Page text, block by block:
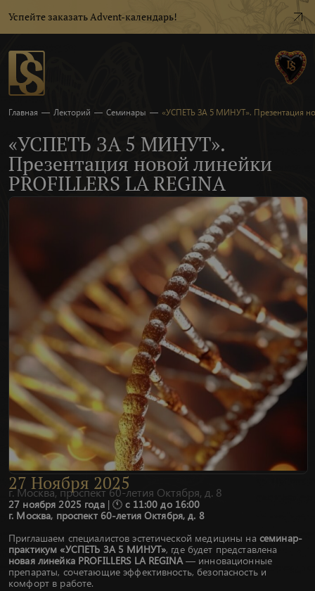
Успейте заказать Advent-календарь!
Главная — Лекторий — Семинары — «УСПЕТЬ ЗА 5 МИНУТ». Презентация
«УСПЕТЬ ЗА 5 МИНУТ».
Презентация новой линейки
PROFILLERS LA REGINA
27 Ноября 2025
г. Москва, проспект 60-летия Октября, д. 8
27 ноября 2025 года| 🕚с 11:00 до 16:00
г. Москва, проспект 60-летия Октября, д. 8
Приглашаем специалистов эстетической медицины на семинар-
практикум «УСПЕТЬ ЗА 5 МИНУТ», где будет представлена
новая линейка PROFILLERS LA REGINA— инновационные
препараты, сочетающие эффективность, безопасность и
комфорт в работе.